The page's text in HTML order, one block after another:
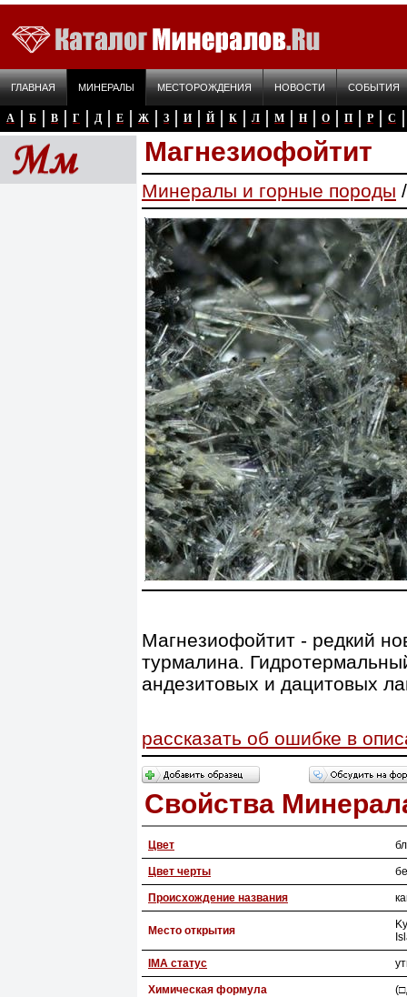
ГЛАВНАЯ МИНЕРАЛЫ МЕСТОРОЖДЕНИЯ НОВОСТИ СОБЫТИЯ
А Б В Г Д Е Ж З И Й К Л М Н О П Р С
Магнезиофойтит
Минералы и горные породы
Магнезиофойтит - редкий
турмалина.
андезитовых и дацитовых
рассказать об ошибке в
Свойства
Цвет
Цвет черты
Происхождение названия
Место открытия
IMA статус
Химическая формула